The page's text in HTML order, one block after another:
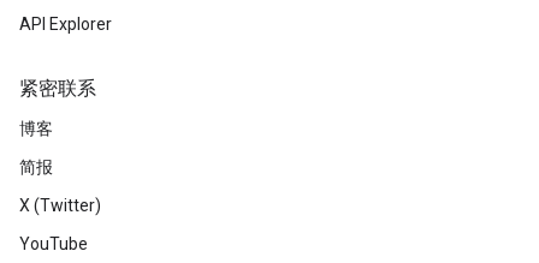
API Explorer
紧密联系
博客
简报
X (Twitter)
YouTube